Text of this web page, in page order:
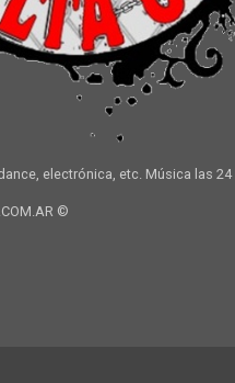
electrónica, etc. Música las
©